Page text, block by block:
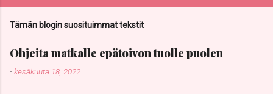
Tämän blogin suosituimmat tekstit
Ohjeita matkalle epätoivon tuolle puolen
-kesäkuuta 18, 2022